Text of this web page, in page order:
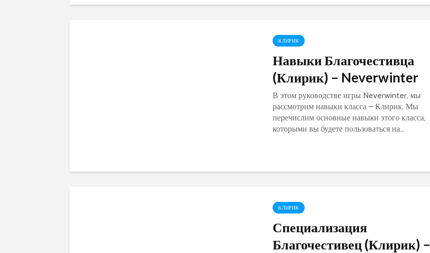
КЛИРИК
Навыки Благочестивца
(Клирик) – Neverwinter
В этом руководстве игры Neverwinter, мы
рассмотрим навыки класса – Клирик. Мы
перечислим основные навыки этого класса,
которыми вы будете пользоваться на...
КЛИРИК
Специализация
Благочестивец (Клирик) –